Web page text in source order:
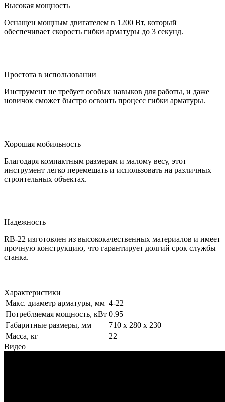
Высокая мощность
Оснащен мощным двигателем в 1200 Вт, который
обеспечивает скорость гибки арматуры до 3 секунд.
Простота в использовании
Инструмент не требует особых навыков для работы, и даже
новичок сможет быстро освоить процесс гибки арматуры.
Хорошая мобильность
Благодаря компактным размерам и малому весу, этот
инструмент легко перемещать и использовать на различных
строительных объектах.
Надежность
RB-22 изготовлен из высококачественных материалов и имеет
прочную конструкцию, что гарантирует долгий срок службы
станка.
Характеристики
Макс. диаметр арматуры, мм 4-22
Потребляемая мощность, кВт 0.95
Габаритные размеры, мм
710 х 280 х 230
Масса, кг
22
Видео